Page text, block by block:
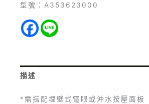
型號：A353623000
描述
*需搭配埋壁式電眼或沖水按壓面板